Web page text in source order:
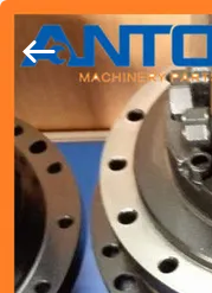
घर
उत्पादों
हमारे
Guangzhou
Anto
Machinery
Parts
Co.,Ltd..